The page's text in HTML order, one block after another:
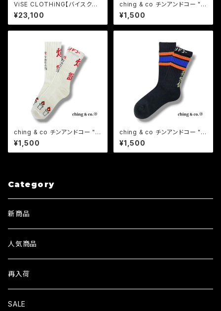
ViSE CLOTHiNG【バイスクロ
ージング】SPEED-E-Corduro
y Work Pants(Black)
¥23,100
ching & co チンアンドコー "猛
毒 -white-" ソックス 靴下
¥1,500
ching & co チンアンドコー "爆
誕 BIRTHDAY" ソックス 誕生
日 ギフト
¥1,500
ching & co チンアンドコー "我
愛你ライン -black-" ソックス
靴下
¥1,500
Category
新商品
人気商品
再入荷
SALE